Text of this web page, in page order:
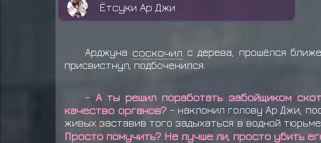
Ётсуки Ар Джи
Арджуна соскочил с дерева, прошёлся
присвистнул, подбоченился.
- А ты решил поработать забойщиком
качество органов? - наклонил голову Ар Джи,
живых заставив того задыхаться в водной тюрьме.
Просто помучить? Не лучше ли, просто убить